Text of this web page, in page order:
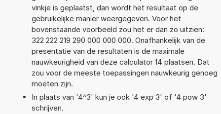
vinkje is geplaatst, dan wordt het resultaat op de
gebruikelijke manier weergegeven. Voor het
bovenstaande voorbeeld zou het er dan zo uitzien:
322 222 219 290 000 000 000. Onafhankelijk van de
presentatie van de resultaten is de maximale
nauwkeurigheid van deze calculator 14 plaatsen. Dat
zou voor de meeste toepassingen nauwkeurig genoeg
moeten zijn.
In plaats van '4^3' kun je ook '4 exp 3' of '4 pow 3'
schrijven.